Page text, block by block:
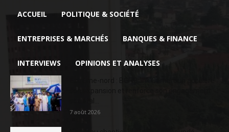
ACCUEIL POLITIQUE & SOCIÉTÉ
ENTREPRISES & MARCHÉS BANQUES & FINANCE
INTERVIEWS OPINIONS ET ANALYSES
7 août 2026